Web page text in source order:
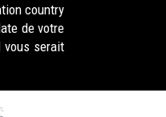
country
de votre
vous serait